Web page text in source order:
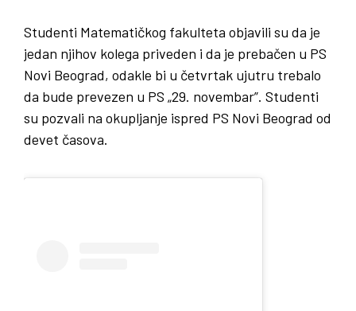
Studenti Matematičkog fakulteta objavili su da je
jedan njihov kolega priveden i da je prebačen u PS
Novi Beograd, odakle bi u četvrtak ujutru trebalo
da bude prevezen u PS „29. novembar”. Studenti
su pozvali na okupljanje ispred PS Novi Beograd od
devet časova.